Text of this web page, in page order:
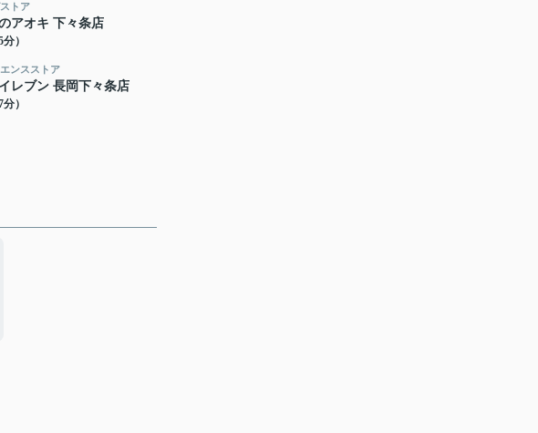
トア
アオキ 下々条店
）
ンスストア
レブン 長岡下々条店
）